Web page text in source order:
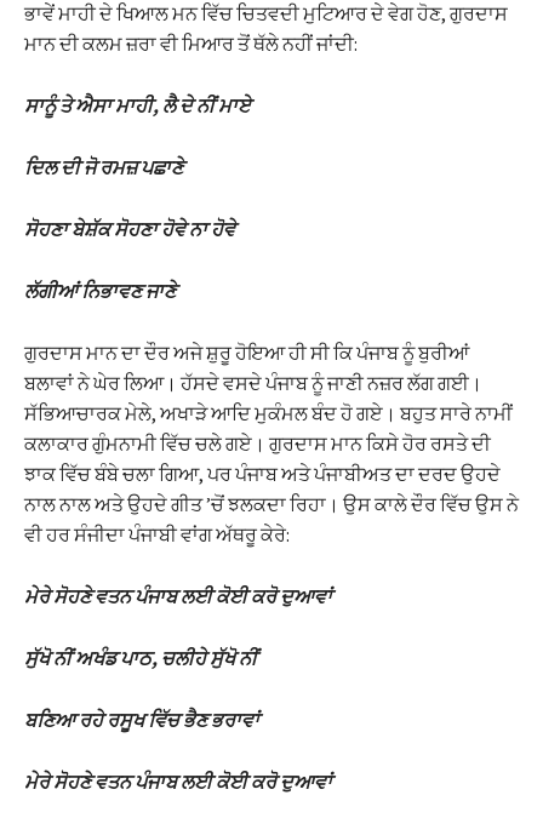
ਭਾਵੇਂ ਮਾਹੀ ਦੇ ਖਿਆਲ ਮਨ ਵਿੱਚ ਚਿਤਵਦੀ ਮੁਟਿਆਰ ਦੇ ਵੇਗ ਹੋਣ, ਗੁਰਦਾਸ
ਮਾਨ ਦੀ ਕਲਮ ਜ਼ਰਾ ਵੀ ਮਿਆਰ ਤੋਂ ਥੱਲੇ ਨਹੀਂ ਜਾਂਦੀ:
ਸਾਨੂੰ ਤੇ ਐਸਾ ਮਾਹੀ, ਲੈ ਦੇ ਨੀਂ ਮਾਏ
ਦਿਲ ਦੀ ਜੋ ਰਮਜ਼ ਪਛਾਣੇ
ਸੋਹਣਾ ਬੇਸ਼ੱਕ ਸੋਹਣਾ ਹੋਵੇ ਨਾ ਹੋਵੇ
ਲੱਗੀਆਂ ਨਿਭਾਵਣ ਜਾਣੇ
ਗੁਰਦਾਸ ਮਾਨ ਦਾ ਦੌਰ ਅਜੇ ਸ਼ੁਰੂ ਹੋਇਆ ਹੀ ਸੀ ਕਿ ਪੰਜਾਬ ਨੂੰ ਬੁਰੀਆਂ
ਬਲਾਵਾਂ ਨੇ ਘੇਰ ਲਿਆ। ਹੱਸਦੇ ਵਸਦੇ ਪੰਜਾਬ ਨੂੰ ਜਾਣੀ ਨਜ਼ਰ ਲੱਗ ਗਈ।
ਸੱਭਿਆਚਾਰਕ ਮੇਲੇ, ਅਖਾੜੇ ਆਦਿ ਮੁਕੰਮਲ ਬੰਦ ਹੋ ਗਏ। ਬਹੁਤ ਸਾਰੇ ਨਾਮੀਂ
ਕਲਾਕਾਰ ਗੁੰਮਨਾਮੀ ਵਿੱਚ ਚਲੇ ਗਏ। ਗੁਰਦਾਸ ਮਾਨ ਕਿਸੇ ਹੋਰ ਰਸਤੇ ਦੀ
ਝਾਕ ਵਿੱਚ ਬੰਬੇ ਚਲਾ ਗਿਆ, ਪਰ ਪੰਜਾਬ ਅਤੇ ਪੰਜਾਬੀਅਤ ਦਾ ਦਰਦ ਉਹਦੇ
ਨਾਲ ਨਾਲ ਅਤੇ ਉਹਦੇ ਗੀਤ ’ਚੋਂ ਝਲਕਦਾ ਰਿਹਾ। ਉਸ ਕਾਲੇ ਦੌਰ ਵਿੱਚ ਉਸ ਨੇ
ਵੀ ਹਰ ਸੰਜੀਦਾ ਪੰਜਾਬੀ ਵਾਂਗ ਅੱਥਰੂ ਕੇਰੇ:
ਮੇਰੇ ਸੋਹਣੇ ਵਤਨ ਪੰਜਾਬ ਲਈ ਕੋਈ ਕਰੋ ਦੁਆਵਾਂ
ਸੁੱਖੋ ਨੀਂ ਅਖੰਡ ਪਾਠ, ਚਲੀਹੇ ਸੁੱਖੋ ਨੀਂ
ਬਣਿਆ ਰਹੇ ਰਸੂਖ ਵਿੱਚ ਭੈਣ ਭਰਾਵਾਂ
ਮੇਰੇ ਸੋਹਣੇ ਵਤਨ ਪੰਜਾਬ ਲਈ ਕੋਈ ਕਰੋ ਦੁਆਵਾਂ